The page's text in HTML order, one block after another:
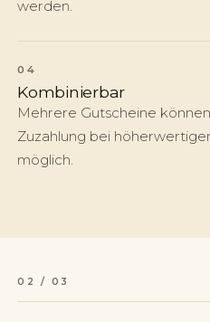
werden.
04
Kombinierbar
Mehrere Gutscheine
Zuzahlung bei
möglich.
02 / 03